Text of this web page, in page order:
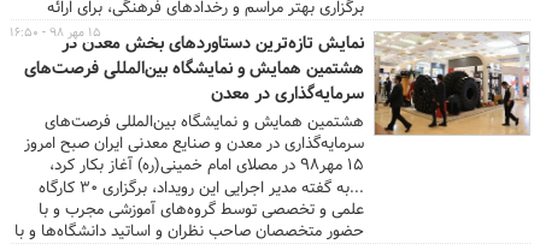
سازند. ما در مقابل اینبرنامهریزی دشمنان چه
می‌کنیم؟ آیا خواب هستیم و یا بیدار؟ زمان، زمان بیداری
است. مسئولان و مردم ایران باید بیدار باشند و باید
بدانند چگونه اوضاع را مدیریت و نظارت کنند و بدانند
چگونه باید جلوی قاچاق و واردات بی رویه کالا را گرفت.
...
برگزاری بهتر مراسم و رخدادهای فرهنگی، برای ارائه
خدمات مطلوب به شهروندان تلاش می‌کند. ...
نمایش تازه‌ترین دستاوردهای بخش معدن در
هشتمین همایش و نمایشگاه بین‌المللی فرصت‌های
سرمایه‌گذاری در معدن
هشتمین همایش و نمایشگاه بین‌المللی فرصت‌های
سرمایه‌گذاری در معدن و صنایع معدنی ایران صبح امروز
۱۵ مهر۹۸ در مصلای امام خمینی(ره) آغاز بکار کرد،
نمایشگاهی که در آن علاوه بر شرکت‌های داخلی،
نمایندگانی از ۱۸ کشور جهان نیز حضور دارند.
...به گفته مدیر اجرایی این رویداد، برگزاری ۳۰ کارگاه
علمی و تخصصی توسط گروه‌های آموزشی مجرب و با
حضور متخصصان صاحب نظران و اساتید دانشگاه‌ها و با
۱۵ مهر ۹۸ - ۱۶:۵۰